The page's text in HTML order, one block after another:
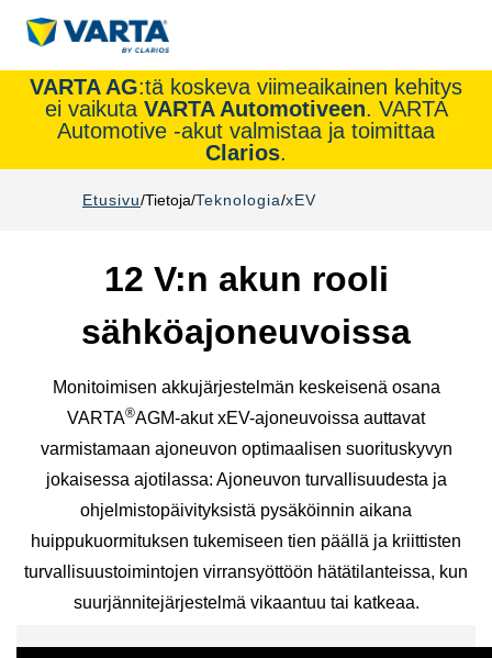
VARTA AG:tä koskeva viimeaikainen kehitys
ei vaikuta VARTA Automotiveen. VARTA
Automotive -akut valmistaa ja toimittaa
Clarios.
Etusivu Tietoja Teknologia xEV
12 V:n akun rooli
sähköajoneuvoissa
Monitoimisen akkujärjestelmän keskeisenä osana
VARTA®AGM-akut xEV-ajoneuvoissa auttavat
varmistamaan ajoneuvon optimaalisen suorituskyvyn
jokaisessa ajotilassa: Ajoneuvon turvallisuudesta ja
ohjelmistopäivityksistä pysäköinnin aikana
huippukuormituksen tukemiseen tien päällä ja kriittisten
turvallisuustoimintojen virransyöttöön hätätilanteissa, kun
suurjännitejärjestelmä vikaantuu tai katkeaa.